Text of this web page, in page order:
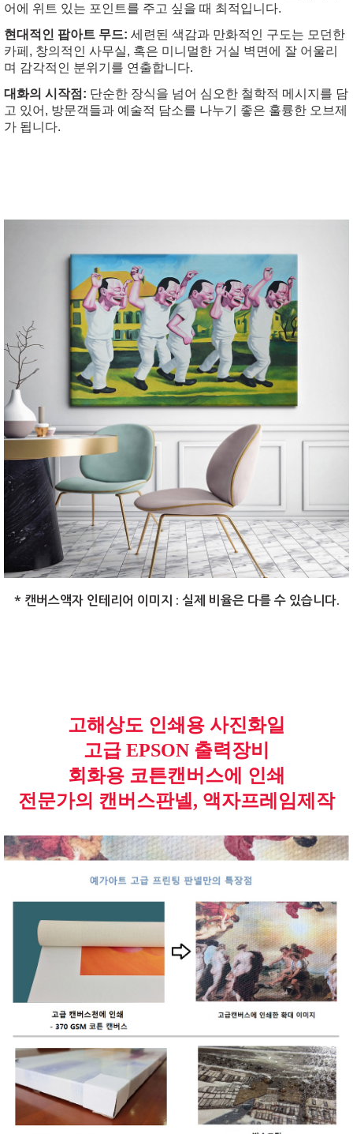
어에 위트 있는 포인트를 주고 싶을 때 최적입니다.
현대적인 팝아트 무드: 세련된 색감과 만화적인 구도는 모던한
카페, 창의적인 사무실, 혹은 미니멀한 거실 벽면에 잘 어울리
며 감각적인 분위기를 연출합니다.
대화의 시작점: 단순한 장식을 넘어 심오한 철학적 메시지를 담
고 있어, 방문객들과 예술적 담소를 나누기 좋은 훌륭한 오브제
가 됩니다.
* 캔버스액자 인테리어 이미지 : 실제 비율은 다를 수 있습니다.
고해상도 인쇄용 사진화일
고급 EPSON 출력장비
회화용 코튼캔버스에 인쇄
전문가의 캔버스판넬, 액자프레임제작